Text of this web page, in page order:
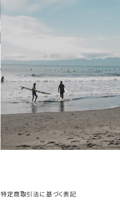
特定商取引法に基づく表記